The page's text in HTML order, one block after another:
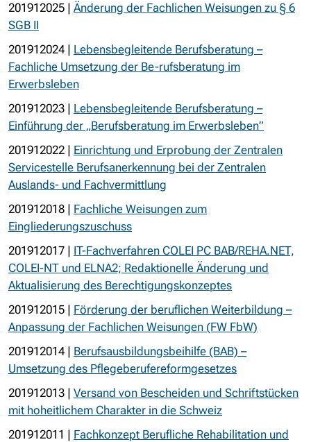
201912025 | Änderung der Fachlichen Weisungen zu § 6
SGB II
201912024 | Lebensbegleitende Berufsberatung –
Fachliche Umsetzung der Be-rufsberatung im
Erwerbsleben
201912023 | Lebensbegleitende Berufsberatung –
Einführung der „Berufsberatung im Erwerbsleben”
201912022 | Einrichtung und Erprobung der Zentralen
Servicestelle Berufsanerkennung bei der Zentralen
Auslands- und Fachvermittlung
201912018 | Fachliche Weisungen zum
Eingliederungszuschuss
201912017 | IT-Fachverfahren COLEI PC BAB/REHA.NET,
COLEI-NT und ELNA2; Redaktionelle Änderung und
Aktualisierung des Berechtigungskonzeptes
201912015 | Förderung der beruflichen Weiterbildung –
Anpassung der Fachlichen Weisungen (FW FbW)
201912014 | Berufsausbildungsbeihilfe (BAB) –
Umsetzung des Pflegeberufereformgesetzes
201912013 | Versand von Bescheiden und Schriftstücken
mit hoheitlichem Charakter in die Schweiz
201912011 | Fachkonzept Berufliche Rehabilitation und